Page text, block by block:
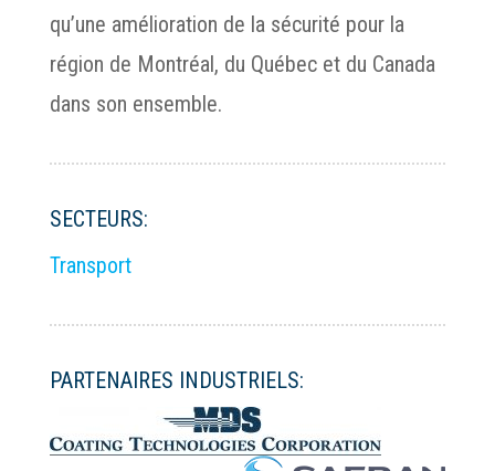
qu’une amélioration de la sécurité pour la
région de Montréal, du Québec et du Canada
dans son ensemble.
SECTEURS:
Transport
PARTENAIRES INDUSTRIELS: